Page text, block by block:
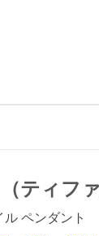
ティファ
ペンダント